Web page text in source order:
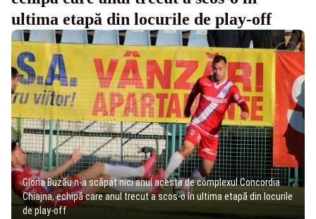
ultima etapă din locurile de play-off
Gloria Buzău n-a scăpat nici anul acesta de complexul Concordia
Chiajna, echipă care anul trecut a scos-o în ultima etapă din locurile
de play-off